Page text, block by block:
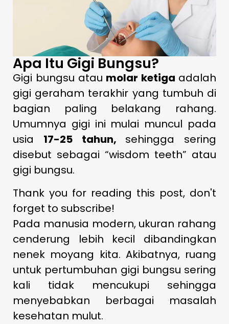
Apa Itu Gigi Bungsu?
Gigi bungsu atau molar ketiga adalah
gigi geraham terakhir yang tumbuh di
bagian paling belakang rahang.
Umumnya gigi ini mulai muncul pada
usia 17-25 tahun, sehingga sering
disebut sebagai “wisdom teeth” atau
gigi bungsu.
Thank you for reading this post, don't
forget to subscribe!
Pada manusia modern, ukuran rahang
cenderung lebih kecil dibandingkan
nenek moyang kita. Akibatnya, ruang
untuk pertumbuhan gigi bungsu sering
kali tidak mencukupi sehingga
menyebabkan berbagai masalah
kesehatan mulut.